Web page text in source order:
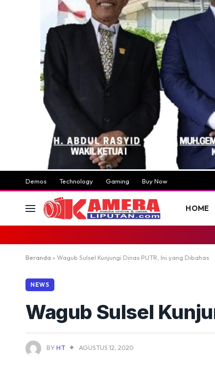
Demos Technology Gaming Buy Now
HOME
Beranda » Wagub Sulsel Kunjungi Dinas PUTR, Ini yang Dibahas
NEWS
Wagub Sulsel
BY HT AGUSTUS 12, 2020